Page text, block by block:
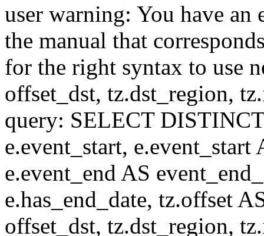
user warning: You have
the manual that
for the right syntax to use
offset_dst, tz.dst_region,
query: SELECT
e.event_start,
e.event_end AS
e.has_end_date, tz.offset
offset_dst, tz.dst_region,